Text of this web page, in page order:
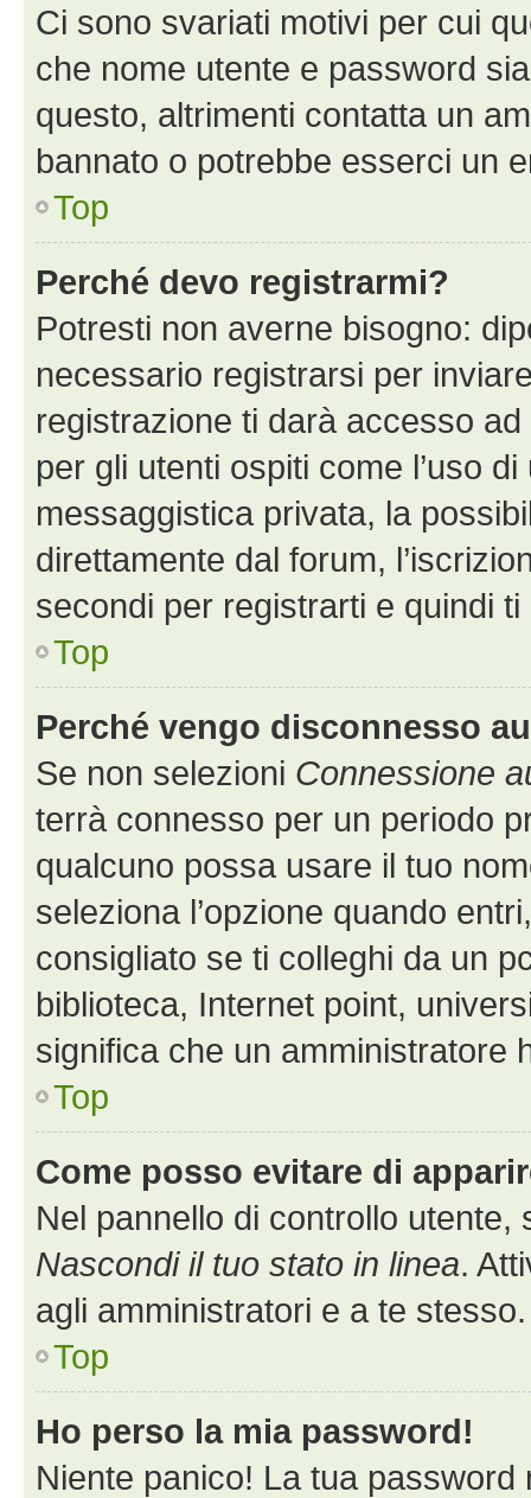
Ci sono svariati motivi per cui
che nome utente e password
questo, altrimenti contatta un
bannato o potrebbe esserci un
Top
Perché devo registrarmi?
Potresti non averne bisogno:
necessario registrarsi per
registrazione ti darà accesso
per gli utenti ospiti come l’uso
messaggistica privata, la
direttamente dal forum,
secondi per registrarti e quindi
Top
Perché vengo disconnesso
Se non selezioni Connessione
terrà connesso per un periodo
qualcuno possa usare il tuo
seleziona l’opzione quando
consigliato se ti colleghi da un
biblioteca, Internet point,
significa che un amministratore
Top
Come posso evitare di
Nel pannello di controllo utente,
Nascondi il tuo stato in linea.
agli amministratori e a te
Top
Ho perso la mia password!
Niente panico! La tua